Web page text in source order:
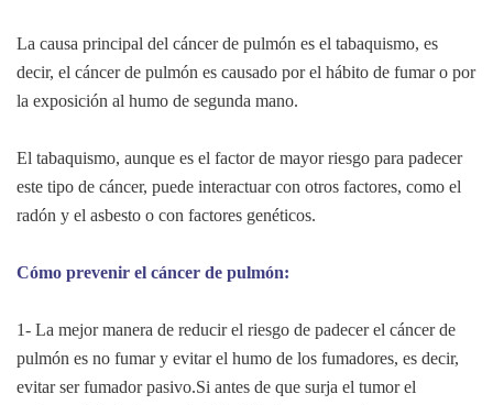
La causa principal del cáncer de pulmón es el tabaquismo, es
decir, el cáncer de pulmón es causado por el hábito de fumar o por
la exposición al humo de segunda mano.
El tabaquismo, aunque es el factor de mayor riesgo para padecer
este tipo de cáncer, puede interactuar con otros factores, como el
radón y el asbesto o con factores genéticos.
Cómo prevenir el cáncer de pulmón:
1- La mejor manera de reducir el riesgo de padecer el cáncer de
pulmón es no fumar y evitar el humo de los fumadores, es decir,
evitar ser fumador pasivo.Si antes de que surja el tumor el